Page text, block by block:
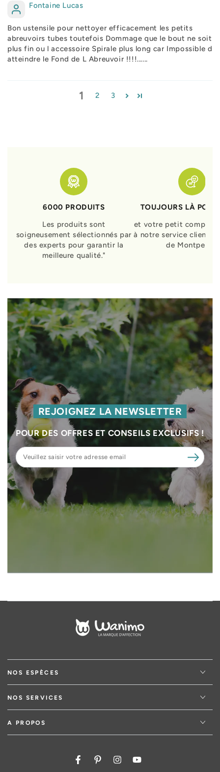
Fontaine Lucas
Bon ustensile pour nettoyer efficacement les petits
abreuvoirs tubes toutefois Dommage que le bout ne soit
plus fin ou l accessoire Spirale plus long car Impossible d
atteindre le Fond de L Abreuvoir !!!!......
1 2 3
6000 PRODUITS
Les produits sont
soigneusement sélectionnés par
des experts pour garantir la
meilleure qualité."
TOUJOURS LÀ
et votre petit
à notre service clients
de Montpellier
REJOIGNEZ LA NEWSLETTER
POUR DES OFFRES ET CONSEILS EXCLUSIFS !
Veuillez
saisir
votre
adresse
email
NOS ESPÈCES
NOS SERVICES
A PROPOS
FacebookPinterestInstagramYouTube